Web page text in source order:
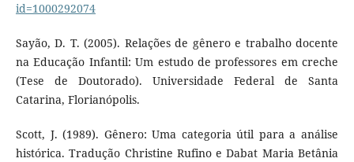
id=1000292074
Sayão, D. T. (2005). Relações de gênero e trabalho docente
na Educação Infantil: Um estudo de professores em creche
(Tese de Doutorado). Universidade Federal de Santa
Catarina, Florianópolis.
Scott, J. (1989). Gênero: Uma categoria útil para a análise
histórica. Tradução Christine Rufino e Dabat Maria Betânia